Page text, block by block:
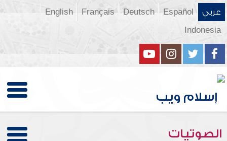
عربي Español
Deutsch
Français
English
Indonesia
الصوتيات